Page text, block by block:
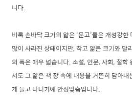
니다.
비록 손바닥 크기의 얇은 ‘문고’들은 개성강
많이 사라진 상태이지만, 작고 얇은 크기와 달
의 폭은 매우 넓습니다. 소설, 인문, 사회, 철학
서도 그 얇은 책 장 속에 내용을 거뜬히 담아
게 들고 다니기에 안성맞춤입니다.